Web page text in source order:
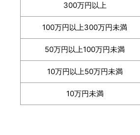
300万円以上
100万円以上300万円未満
50万円以上100万円未満
10万円以上50万円未満
10万円未満